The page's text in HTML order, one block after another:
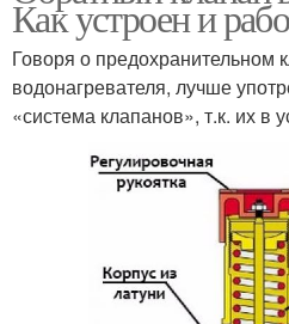
Как устроен и
Говоря о предохранительном
водонагревателя, лучше
«система клапанов», т.к. их в